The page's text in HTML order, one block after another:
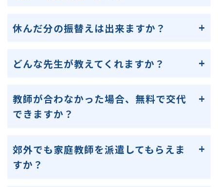
休んだ分の振替えは出来ますか？
どんな先生が教えてくれますか？
教師が合わなかった場合、無料で交代
できますか？
郊外でも家庭教師を派遣してもらえま
すか？